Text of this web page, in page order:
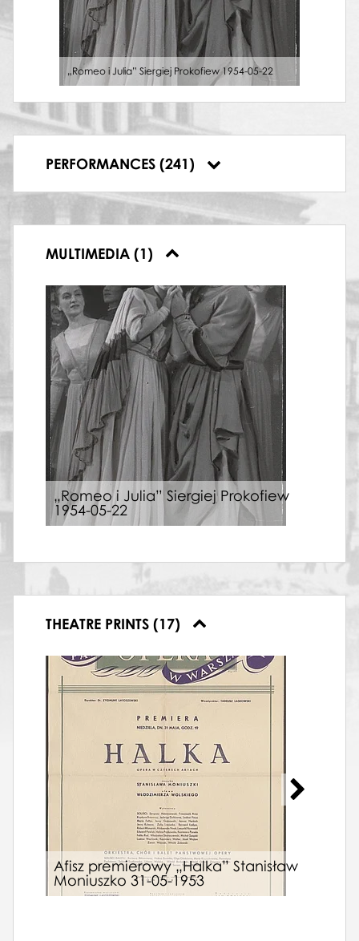
„Romeo i Julia” Siergiej Prokofiew 1954-05-22
PERFORMANCES (241)
25.07.1957, Państwowa Opera w
Warszawie, Jezioro łabędzie
12.09.1957, Państwowa Opera w
Warszawie, Pan Twardowski
14.09.1957, Państwowa Opera w
Warszawie, Jezioro łabędzie
18.09.1957, Państwowa Opera w
Warszawie, Jezioro łabędzie
Warszawie, Jezioro łabędzie
MULTIMEDIA (1)
„Romeo i Julia” Siergiej Prokofiew
1954-05-22
THEATRE PRINTS (17)
Afisz premierowy „Halka” Stanisław
Moniuszko 31-05-1953